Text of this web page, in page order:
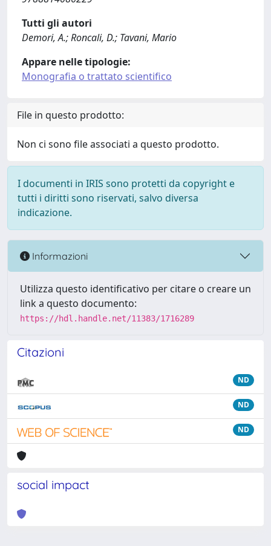
Tutti gli autori
Demori, A.; Roncali, D.; Tavani, Mario
Appare nelle tipologie:
Monografia o trattato scientifico
File in questo prodotto:
Non ci sono file associati a questo prodotto.
I documenti in IRIS sono protetti da copyright e
tutti i diritti sono riservati, salvo diversa
indicazione.
Informazioni
Utilizza questo identificativo per citare o creare un
link a questo documento:
https://hdl.handle.net/11383/1716289
Citazioni
ND
ND
ND
social impact